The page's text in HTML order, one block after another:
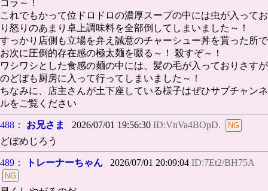
コラ～！
これでもかって位ドロドロの濃厚スープの中には虫が入ってお
り怒りのあまり卓上調味料を全部倒してしまいました～！
すっかり店側も立場を弁え誠意のチャーシュー丼を貰った所で
お次に圧倒的存在感の極太麺を啜る～！ 殺すぞ～！
ワシワシとした食感の麺の中には、髪の毛が入っておりさすが
のどぼも厨房に入って行ってしまいました～！
ちなみに、店主さんが土下座している様子はぜひサブチャンネ
ルをご覧ください
488： お兄さま 2026/07/01 19:56:30 ID:VnVa4BOpD.
どぼめじろう
489： トレーナーちゃん 2026/07/01 20:09:04 ID:7Et2/BH75A